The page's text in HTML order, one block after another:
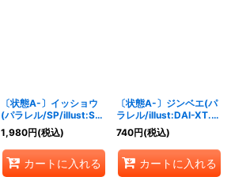
〔状態A-〕イッショウ
(パラレル/SP/illust:S-
KINOKO)【SP】
{OP03-078[OP07]}
1,980円(税込)
カートに入れる
〔状態A-〕ジンベエ(パ
ラレル/illust:DAI-XT.)
【SR/P】{OP07-045}
740円(税込)
カートに入れる